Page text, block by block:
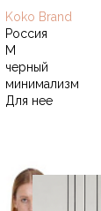
Koko Brand
Россия
M
черный
минимализм
Для нее